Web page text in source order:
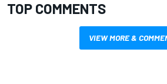
TOP COMMENTS
VIEW MORE &